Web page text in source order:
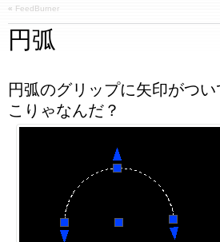
« FeedBurner
円弧
円弧のグリップに矢印がつい
こりゃなんだ？